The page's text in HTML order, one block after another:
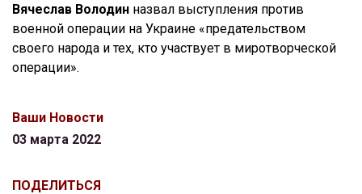
Вячеслав Володин назвал выступления против
военной операции на Украине «предательством
своего народа и тех, кто участвует в миротворческой
операции».
Ваши Новости
03 марта 2022
ПОДЕЛИТЬСЯ